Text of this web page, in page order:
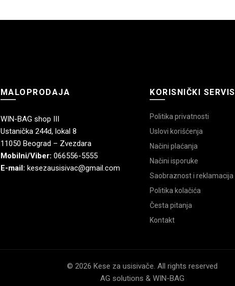
MALOPRODAJA
WIN-BAG shop III
Ustanička 244d, lokal 8
11050 Beograd – Zvezdara
Mobilni/Viber: 066556-5555
E-mail: kesezausisivac@gmail.com
KORISNIČKI SERVIS
Politika privatnosti
Uslovi korišćenja
Načini plaćanja
Načini isporuke
Saobraznost i reklamacija
Politika kolačića
Česta pitanja
Kontakt
© 2026 Kese za usisivače. All rights reserved
AG solutions & WIN-BAG